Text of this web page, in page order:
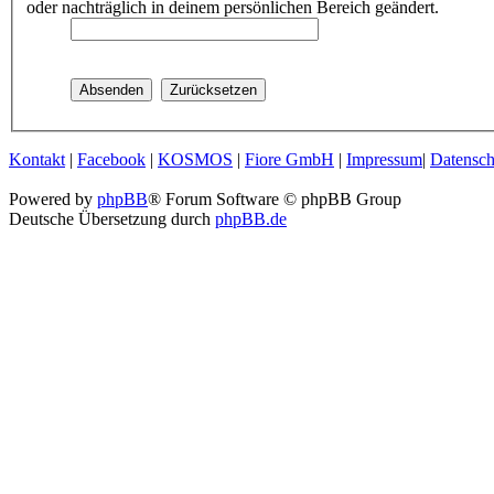
oder nachträglich in deinem persönlichen Bereich geändert.
Kontakt | Facebook | KOSMOS | Fiore GmbH | Impressum|
Powered by phpBB® Forum Software © phpBB Group
Deutsche Übersetzung durch phpBB.de